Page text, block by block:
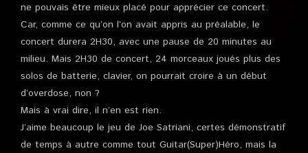
ne pouvais être mieux placé pour apprécier ce concert.
Car, comme ce qu’on l’on avait appris au préalable, le
concert durera 2H30, avec une pause de 20 minutes au
milieu. Mais 2H30 de concert, 24 morceaux joués plus des
solos de batterie, clavier, on pourrait croire à un début
d’overdose, non ?
Mais à vrai dire, il n’en est rien.
J’aime beaucoup le jeu de Joe Satriani, certes démonstratif
de temps à autre comme tout Guitar(Super)Héro, mais la